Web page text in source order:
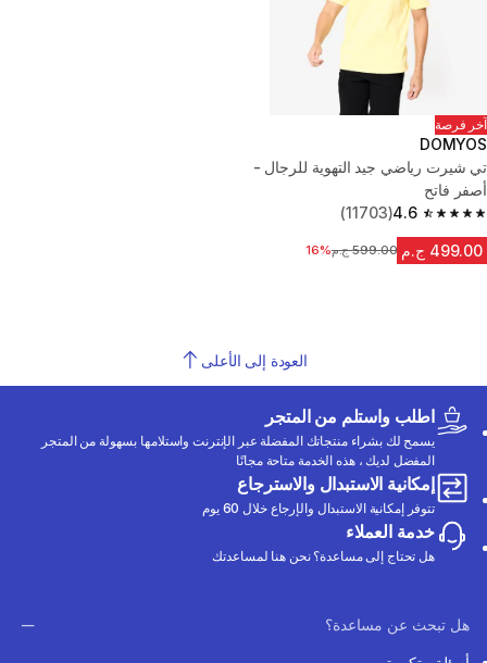
آخر فرصة
DOMYOS
تي شيرت رياضي جيد التهوية للرجال -
أصفر فاتح
4.6
4.6 out of 5 stars from 11703 reviews
(11703)
499.00 ج.م السعر قبل التخفيض
599.00 ج.م 16%
العودة إلى الأعلى
اطلب واستلم من المتجر
يسمح لك بشراء منتجاتك المفضلة عبر الإنترنت واستلامها بسهولة من المتجر
المفضل لديك ، هذه الخدمة متاحة مجانًا
إمكانية الاستبدال والاسترجاع
تتوفر إمكانية الاستبدال والإرجاع خلال 60 يوم
خدمة العملاء
هل تحتاج إلى مساعدة؟ نحن هنا لمساعدتك
هل تبحث عن مساعدة؟